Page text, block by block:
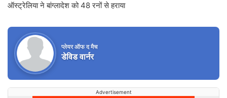
ऑस्ट्रेलिया ने बांग्लादेश को 48 रनों से हराया
प्लेयर ऑफ द मैच
डेविड वार्नर
Advertisement